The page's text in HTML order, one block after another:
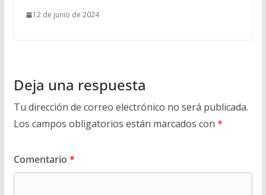
12 de junio de 2024
Deja una respuesta
Tu dirección de correo electrónico no será publicada.
Los campos obligatorios están marcados con *
Comentario *